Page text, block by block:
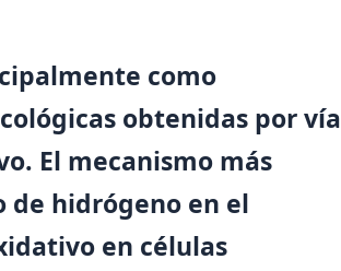
como
obtenidas por vía
. El mecanismo más
de hidrógeno en el
en células